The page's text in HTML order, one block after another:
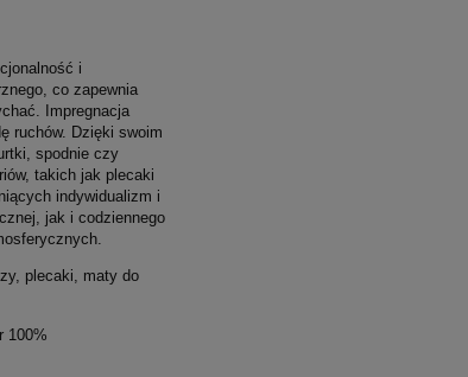
i
co zapewnia
Impregnacja
ruchów. Dzięki swoim
spodnie czy
takich jak plecaki
indywidualizm i
jak i codziennego
plecaki, maty do
100%